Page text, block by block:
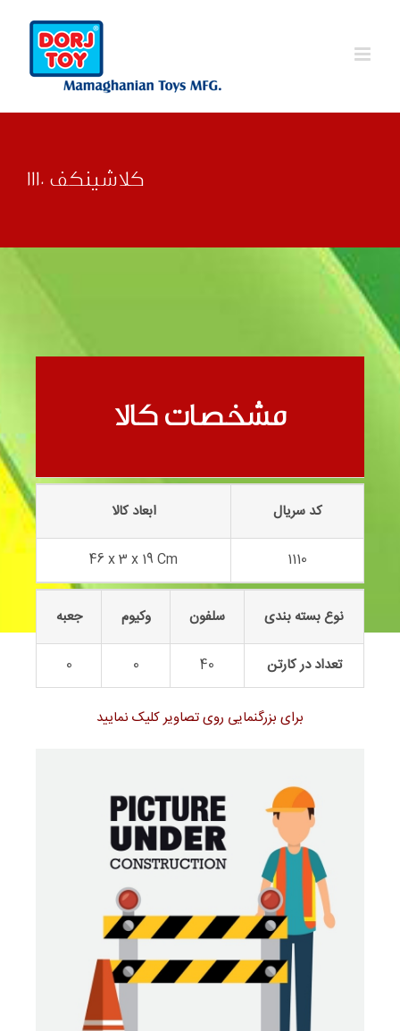
content
کلاشینکف 1110
کلاشینکف 1110مشخصات کالا
کد سریال ابعاد کالا
1110
46 x 3 x 19 Cm
نوع بسته بندی سلفون وکیوم جعبه
تعداد در کارتن 40
0
0
برای بزرگنمایی روی تصاویر کلیک نمایید